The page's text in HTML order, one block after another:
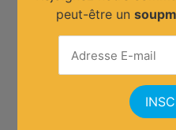
peut-être un